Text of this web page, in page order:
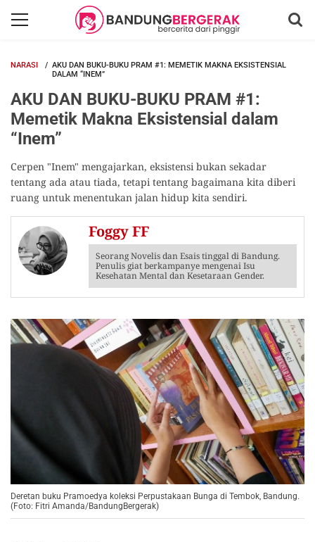
NARASI
AKU DAN BUKU-BUKU PRAM #1: MEMETIK MAKNA EKSISTENSIAL
DALAM “INEM”
AKU DAN BUKU-BUKU PRAM #1:
Memetik Makna Eksistensial dalam
“Inem”
Cerpen "Inem" mengajarkan, eksistensi bukan sekadar
tentang ada atau tiada, tetapi tentang bagaimana kita diberi
ruang untuk menentukan jalan hidup kita sendiri.
Foggy FF
Seorang Novelis dan Esais tinggal di Bandung.
Penulis giat berkampanye mengenai Isu
Kesehatan Mental dan Kesetaraan Gender.
Deretan buku Pramoedya koleksi Perpustakaan Bunga di Tembok, Bandung.
(Foto: Fitri Amanda/BandungBergerak)